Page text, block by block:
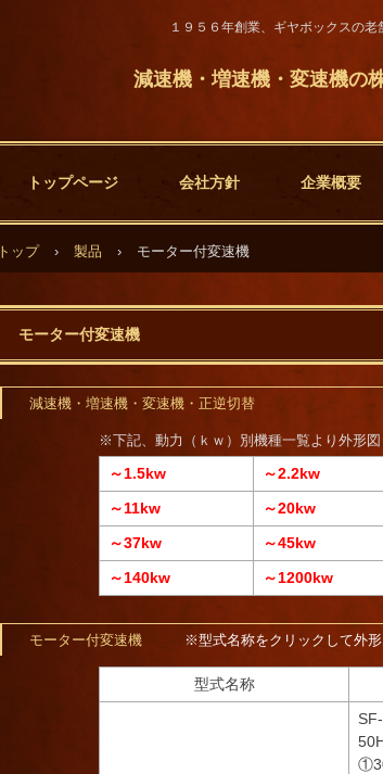
減速機・増速機・変速機の
１９５６年創業、ギヤボックスの老
トップページ 会社方針 企業概要
トップ › 製品 › モーター付変速機
モーター付変速機
減速機・増速機・変速機・正逆切替
※下記、動力（ｋｗ）別機種一覧より外形図
～1.5kw ～2.2kw
～11kw
～20kw
～37kw
～45kw
～140kw
～1200kw
モーター付変速機 ※型式名称をクリックして外形
型式名称